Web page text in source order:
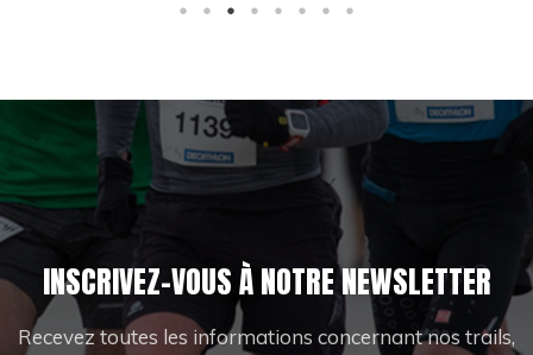
INSCRIVEZ-VOUS À NOTRE NEWSLETTER
Recevez toutes les informations concernant nos trails,